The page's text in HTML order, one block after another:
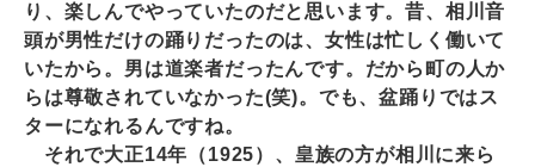
り、楽しんでやっていたのだと思います。昔、相川音
頭が男性だけの踊りだったのは、女性は忙しく働いて
いたから。男は道楽者だったんです。だから町の人か
らは尊敬されていなかった(笑)。でも、盆踊りではス
ターになれるんですね。
それで大正14年（1925）、皇族の方が相川に来ら